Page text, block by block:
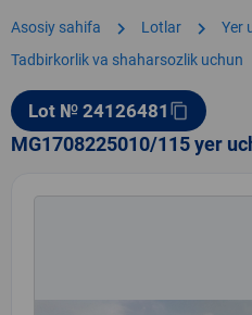
Asosiy sahifa chevron_right Lotlar chevron_right Yer
Tadbirkorlik va shaharsozlik uchun
Lot № 24126481 content_copy
MG1708225010/115 yer